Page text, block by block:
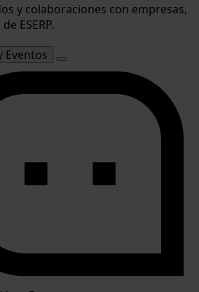
y colaboraciones con empresas,
ESERP.
Eventos